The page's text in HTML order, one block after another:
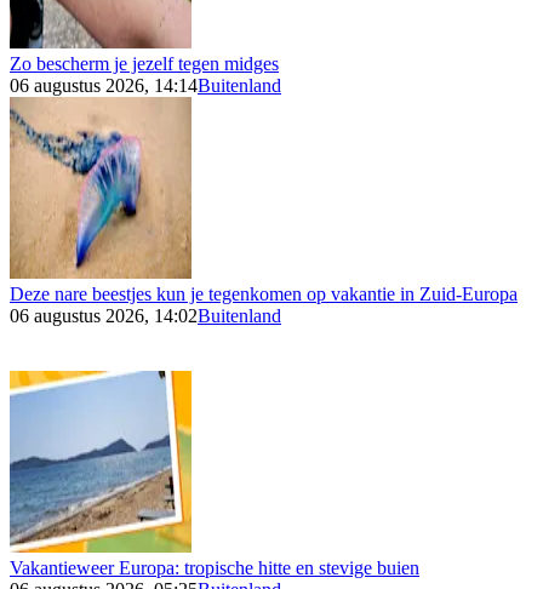
Zo bescherm je jezelf tegen midges
06 augustus 2026, 14:14Buitenland
Deze nare beestjes kun je tegenkomen op vakantie in Zuid-Europa
06 augustus 2026, 14:02Buitenland
Vakantieweer Europa: tropische hitte en stevige buien